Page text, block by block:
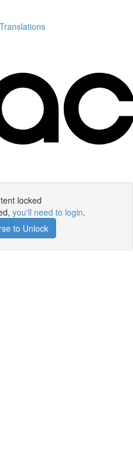
locked
you'll need to login.
to Unlock